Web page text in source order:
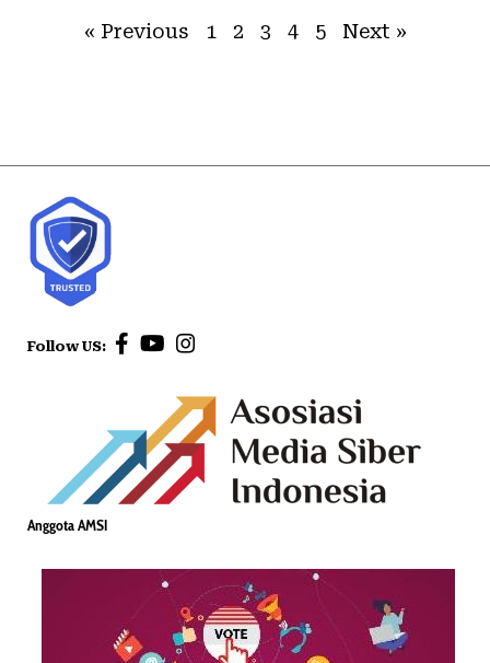
« Previous 1 2 3 4 5 Next »
Follow US:
Anggota AMSI